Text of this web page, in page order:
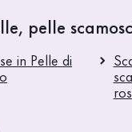
pelle
in Pelle di